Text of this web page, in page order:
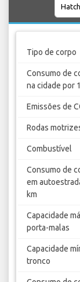
Tipo de corpo
Consumo de
na cidade por
Emissões de
Rodas
Combustível
Consumo de
em
km
Capacidade
porta-malas
Capacidade
tronco